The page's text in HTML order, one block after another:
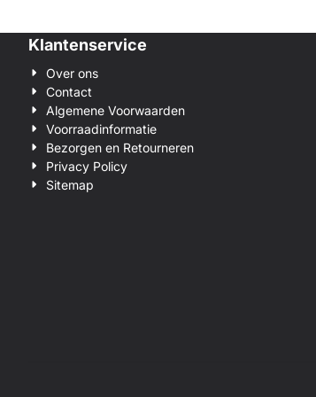
Klantenservice
Over ons
Contact
Algemene Voorwaarden
Voorraadinformatie
Bezorgen en Retourneren
Privacy Policy
Sitemap